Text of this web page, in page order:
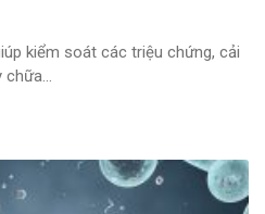
kiểm soát các triệu chứng, cải